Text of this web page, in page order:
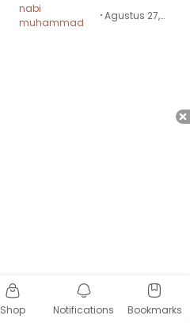
nabi
muhammad
Agustus 27,
Shop Notifications Bookmarks